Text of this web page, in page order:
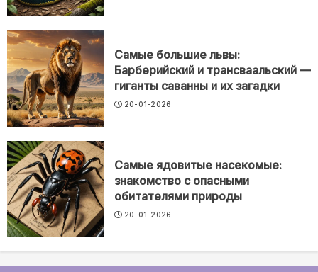
Самые большие львы:
Барберийский и трансваальский —
гиганты саванны и их загадки
20-01-2026
Самые ядовитые насекомые:
знакомство с опасными
обитателями природы
20-01-2026